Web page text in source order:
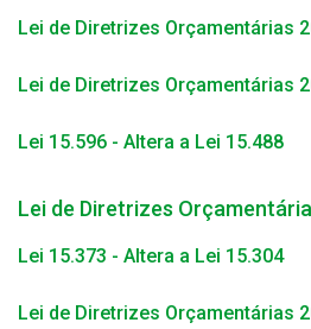
Lei de Diretrizes Orçamentárias
Lei de Diretrizes Orçamentárias
Lei 15.596 - Altera a Lei 15.488
Lei de Diretrizes
Lei 15.373 - Altera a Lei 15.304
Lei de Diretrizes Orçamentárias